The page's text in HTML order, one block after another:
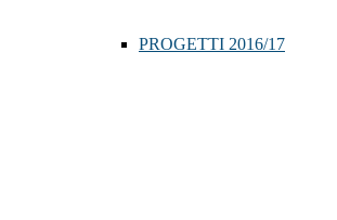
PROGETTI 2016/17